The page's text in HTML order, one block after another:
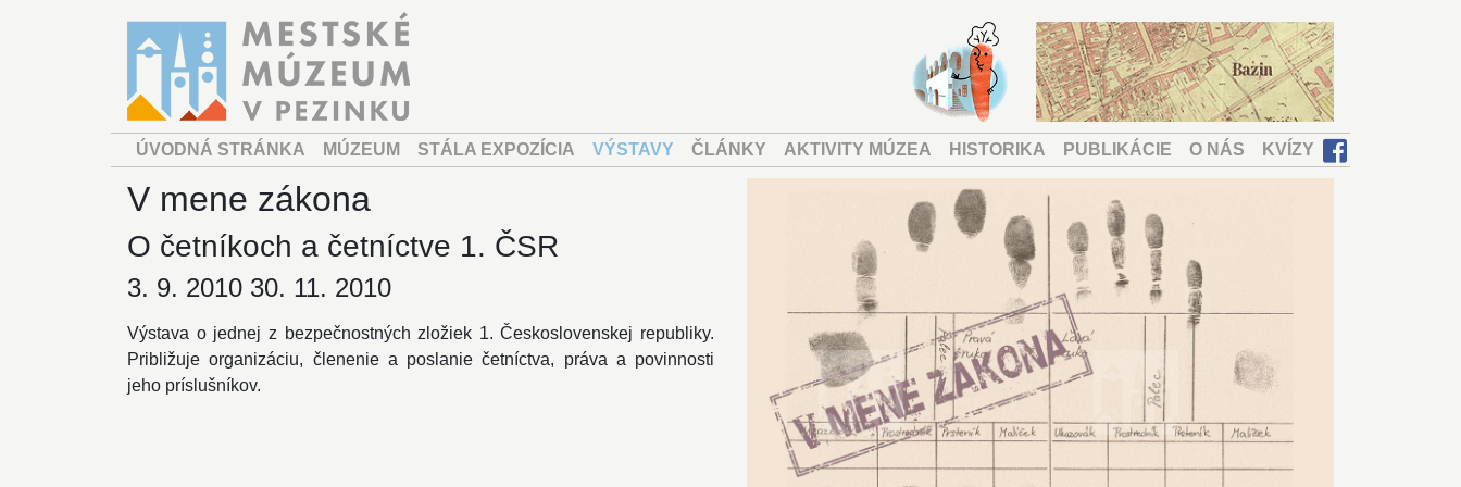
ÚVODNÁ STRÁNKA MÚZEUM STÁLA EXPOZÍCIA VÝSTAVY ČLÁNKY AKTIVITY MÚZEA HISTORIKA PUBLIKÁCIE O NÁS KVÍZY
V mene zákona
O četníkoch a četníctve 1. ČSR
3. 9. 2010 30. 11. 2010
Výstava o jednej z bezpečnostných zložiek 1. Československej republiky.
Približuje organizáciu, členenie a poslanie četníctva, práva a povinnosti
jeho príslušníkov.